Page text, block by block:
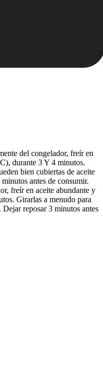
del congelador, freír en
durante 3 Y 4 minutos.
bien cubiertas de aceite
antes de consumir.
freír en aceite abundante y
Girarlas a menudo para
reposar 3 minutos antes